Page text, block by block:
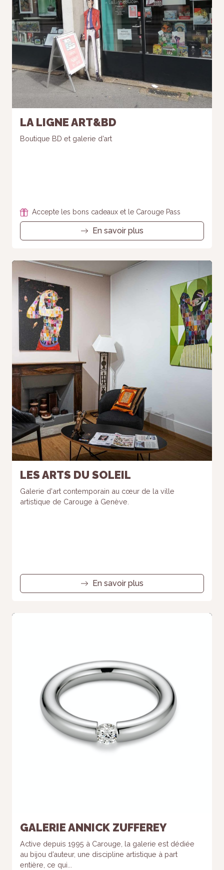
GALERIE ANNICK ZUFFEREY
Active depuis 1995 à Carouge, la galerie est dédiée
au bijou d’auteur, une discipline artistique à part
entière, ce qui...
LA LIGNE ART&BD
Boutique BD et galerie d’art
Accepte les bons cadeaux et le Carouge Pass
En savoir plus
LES ARTS DU SOLEIL
Galerie d'art contemporain au cœur de la ville
artistique de Carouge à Genève.
En savoir plus